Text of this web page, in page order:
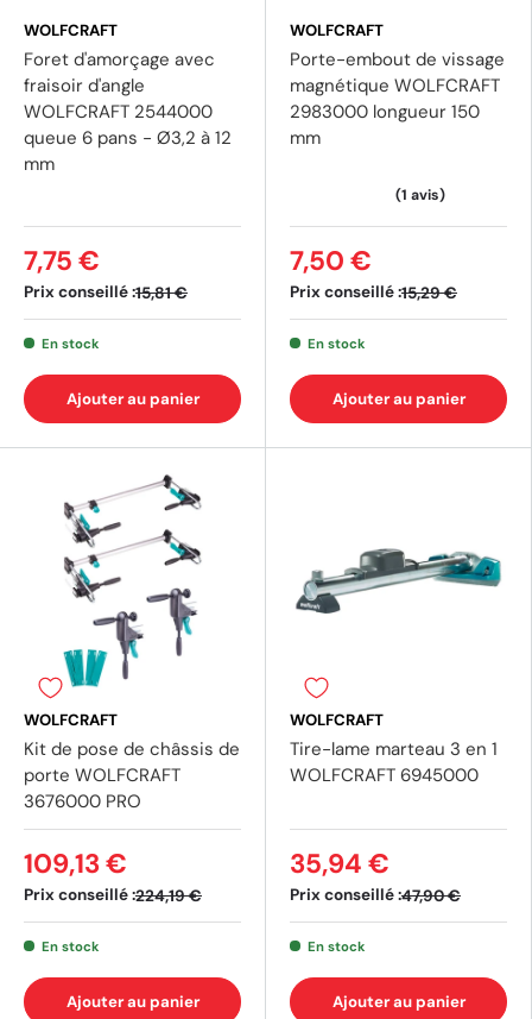
WOLFCRAFT
Foret d'amorçage avec
fraisoir d'angle
WOLFCRAFT 2544000
queue 6 pans - Ø3,2 à 12
mm
Prix conseillé :15,81 €
7,75 €
En stock
Ajouter au panier
WOLFCRAFT
Porte-embout de vissage
magnétique WOLFCRAFT
2983000 longueur 150
mm
Prix conseillé :15,29 €
7,50 €
En stock
Ajouter au panier
WOLFCRAFT
Kit de pose de châssis de
porte WOLFCRAFT
3676000 PRO
Prix conseillé :224,19 €
109,13 €
En stock
Ajouter au panier
WOLFCRAFT
Tire-lame marteau 3 en 1
WOLFCRAFT 6945000
Prix conseillé :47,90 €
35,94 €
En stock
Ajouter au panier